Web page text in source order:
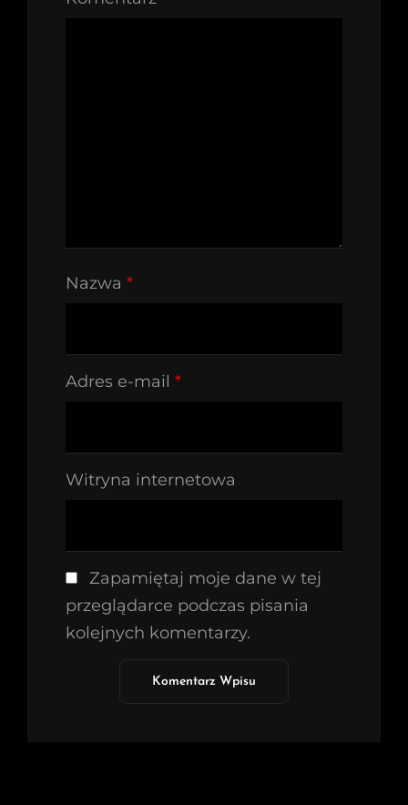
Nazwa *
Adres e-mail *
Witryna internetowa
Zapamiętaj moje dane w tej
przeglądarce podczas pisania
kolejnych komentarzy.